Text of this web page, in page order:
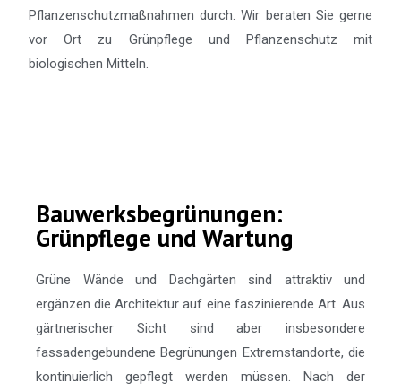
Pflanzenschutzmaßnahmen durch. Wir beraten Sie gerne
vor Ort zu Grünpflege und Pflanzenschutz mit
biologischen Mitteln.
Bauwerksbegrünungen:
Grünpflege und Wartung
Grüne Wände und Dachgärten sind attraktiv und
ergänzen die Architektur auf eine faszinierende Art. Aus
gärtnerischer Sicht sind aber insbesondere
fassadengebundene Begrünungen Extremstandorte, die
kontinuierlich gepflegt werden müssen. Nach der